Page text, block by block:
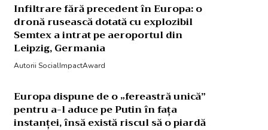
Infiltrare fără precedent în Europa: o
dronă rusească dotată cu explozibil
Semtex a intrat pe aeroportul din
Leipzig, Germania
Autorii SocialImpactAward
Europa dispune de o „fereastră unică”
pentru a-l aduce pe Putin în fața
instanței, însă există riscul să o piardă